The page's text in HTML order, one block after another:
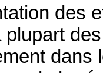
des
dans